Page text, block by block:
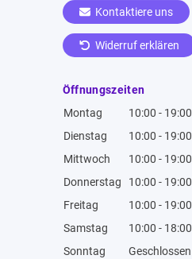
Kontaktiere uns
Widerruf erklären
Öffnungszeiten
Montag
10:00 - 19:00
Dienstag
10:00 - 19:00
Mittwoch
10:00 - 19:00
Donnerstag
10:00 - 19:00
Freitag
10:00 - 19:00
Samstag
10:00 - 18:00
Sonntag
Geschlossen